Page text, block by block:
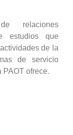
relaciones
estudios que
de la
de servicio
PAOT ofrece.